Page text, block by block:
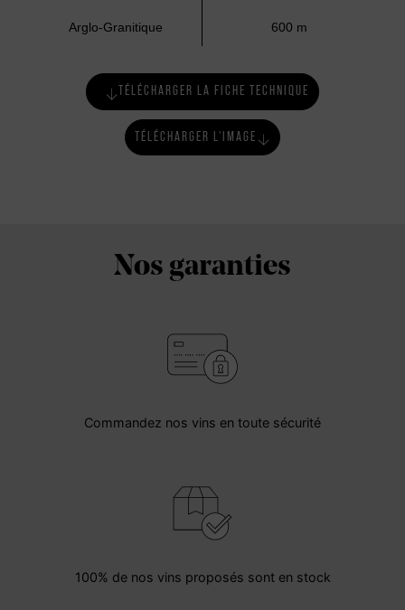
Arglo-Granitique 600 m
TÉLÉCHARGER LA FICHE TECHNIQUE
TÉLÉCHARGER L'IMAGE
Nos garanties
Commandez nos vins en toute sécurité
100% de nos vins proposés sont en stock